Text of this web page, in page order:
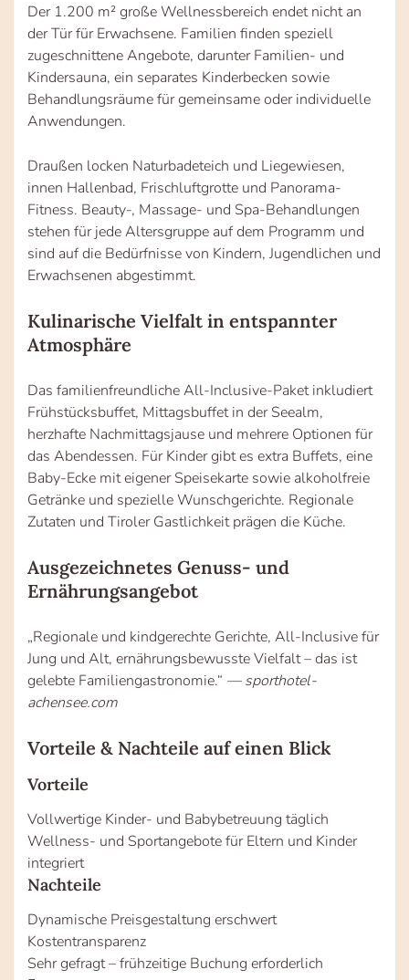
Der 1.200 m² große Wellnessbereich endet nicht an
der Tür für Erwachsene. Familien finden speziell
zugeschnittene Angebote, darunter Familien- und
Kindersauna, ein separates Kinderbecken sowie
Behandlungsräume für gemeinsame oder individuelle
Anwendungen.
Draußen locken Naturbadeteich und Liegewiesen,
innen Hallenbad, Frischluftgrotte und Panorama-
Fitness. Beauty-, Massage- und Spa-Behandlungen
stehen für jede Altersgruppe auf dem Programm und
sind auf die Bedürfnisse von Kindern, Jugendlichen und
Erwachsenen abgestimmt.
Kulinarische Vielfalt in entspannter
Atmosphäre
Das familienfreundliche All-Inclusive-Paket inkludiert
Frühstücksbuffet, Mittagsbuffet in der Seealm,
herzhafte Nachmittagsjause und mehrere Optionen für
das Abendessen. Für Kinder gibt es extra Buffets, eine
Baby-Ecke mit eigener Speisekarte sowie alkoholfreie
Getränke und spezielle Wunschgerichte. Regionale
Zutaten und Tiroler Gastlichkeit prägen die Küche.
Ausgezeichnetes Genuss- und
Ernährungsangebot
„Regionale und kindgerechte Gerichte, All-Inclusive für
Jung und Alt, ernährungsbewusste Vielfalt – das ist
gelebte Familiengastronomie.“ — sporthotel-
achensee.com
Vorteile & Nachteile auf einen Blick
Vorteile
Vollwertige Kinder- und Babybetreuung täglich
Wellness- und Sportangebote für Eltern und Kinder
integriert
Nachteile
Dynamische Preisgestaltung erschwert
Kostentransparenz
Sehr gefragt – frühzeitige Buchung erforderlich